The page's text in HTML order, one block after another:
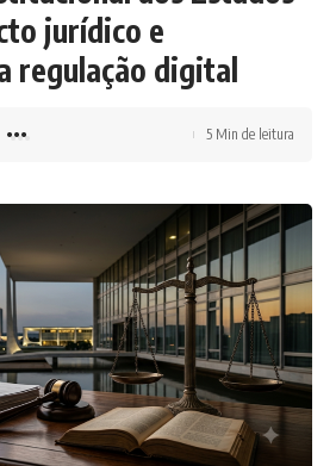
jurídico e
regulação digital
5 Min de leitura